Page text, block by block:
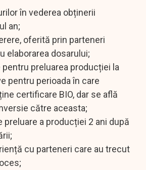
în vederea obținerii
an;
oferită prin parteneri
elaborarea dosarului;
preluarea producției la
pentru perioada în care
certificare BIO, dar se află
către aceasta;
a producției 2 ani după
cu parteneri care au trecut